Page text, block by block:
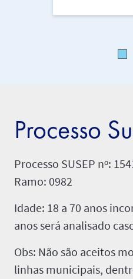
Processo
Processo SUSEP nº:
Ramo: 0982
Idade: 18 a 70 anos
anos será analisado
Obs: Não são aceitos
linhas municipais,